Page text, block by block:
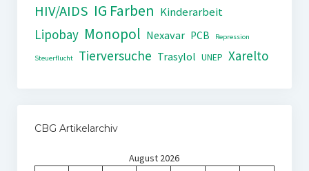
HIV/AIDS IG Farben Kinderarbeit
Lipobay Monopol Nexavar PCB Repression
Steuerflucht Tierversuche Trasylol UNEP Xarelto
CBG Artikelarchiv
August 2026